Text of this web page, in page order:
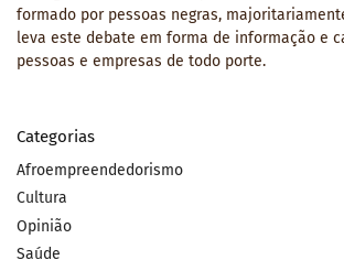
formado por pessoas negras,
leva este debate em forma de informação e
pessoas e empresas de todo porte.
Categorias
Afroempreendedorismo
Cultura
Opinião
Saúde